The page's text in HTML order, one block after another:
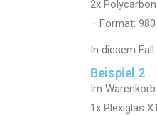
2x
– Format:
In diesem
Beispiel 2
Im Warenkorb
1x Plexiglas